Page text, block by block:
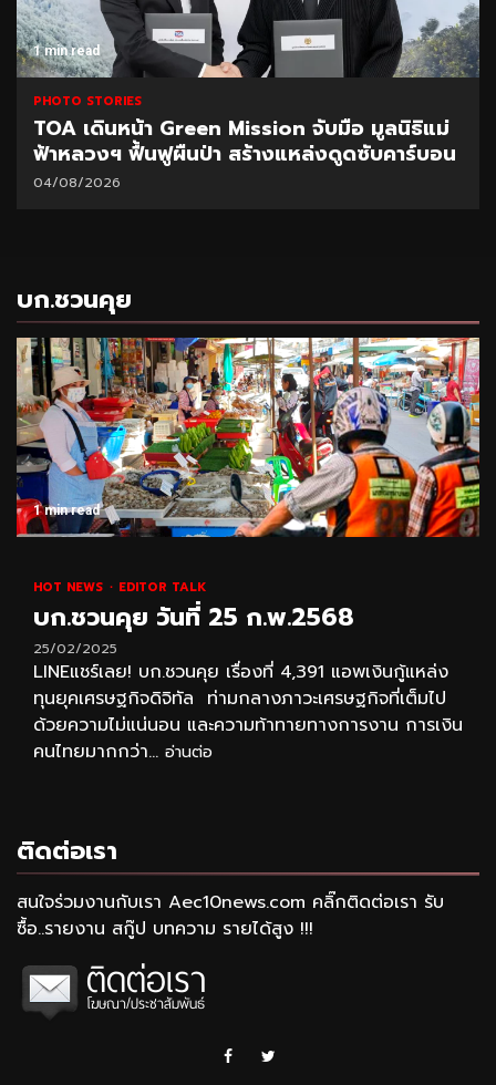
1 min read
PHOTO STORIES
TOA เดินหน้า Green Mission จับมือ มูลนิธิแม่
ฟ้าหลวงฯ ฟื้นฟูผืนป่า สร้างแหล่งดูดซับคาร์บอน
04/08/2026
บก.ชวนคุย
1 min read
HOT NEWS EDITOR TALK
บก.ชวนคุย วันที่ 25 ก.พ.2568
25/02/2025
LINEแชร์เลย! บก.ชวนคุย เรื่องที่ 4,391 แอพเงินกู้แหล่ง
ทุนยุคเศรษฐกิจดิจิทัล ท่ามกลางภาวะเศรษฐกิจที่เต็มไป
ด้วยความไม่แน่นอน และความท้าทายทางการงาน การเงิน
คนไทยมากกว่า... อ่านต่อ
ติดต่อเรา
สนใจร่วมงานกับเรา Aec10news.com คลิ๊กติดต่อเรา รับ
ซื้อ..รายงาน สกู๊ป บทความ รายได้สูง !!!
Facebook
Twitter